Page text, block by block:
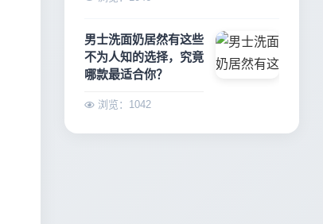
男士洗面奶居然有这些
不为人知的选择，究竟
哪款最适合你？
浏览：1042